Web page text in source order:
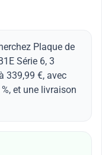
Plaque de
Série 6, 3
339,99 €, avec
et une livraison